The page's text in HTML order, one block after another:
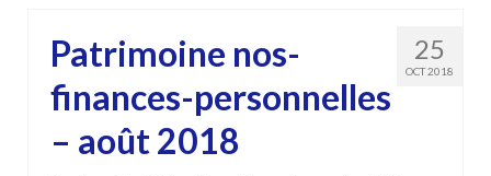
25
OCT 2018
Patrimoine nos-
finances-personnelles
– août 2018